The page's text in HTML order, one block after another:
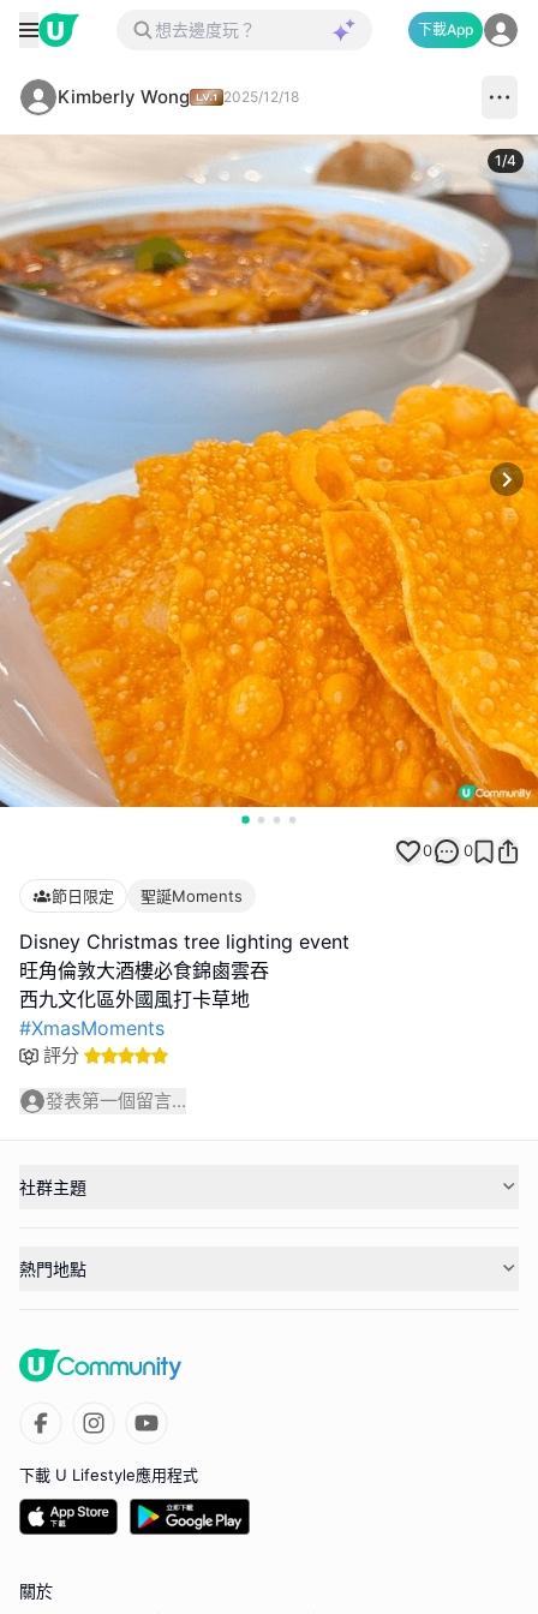
下載App
Kimberly Wong 2025/12/18
1/4
0 0
節日限定 聖誕Moments
Disney Christmas tree lighting event
旺角倫敦大酒樓必食錦鹵雲吞
#XmasMoments
評分
發表第一個留言...
社群主題
熱門地點
下載 U Lifestyle應用程式
關於